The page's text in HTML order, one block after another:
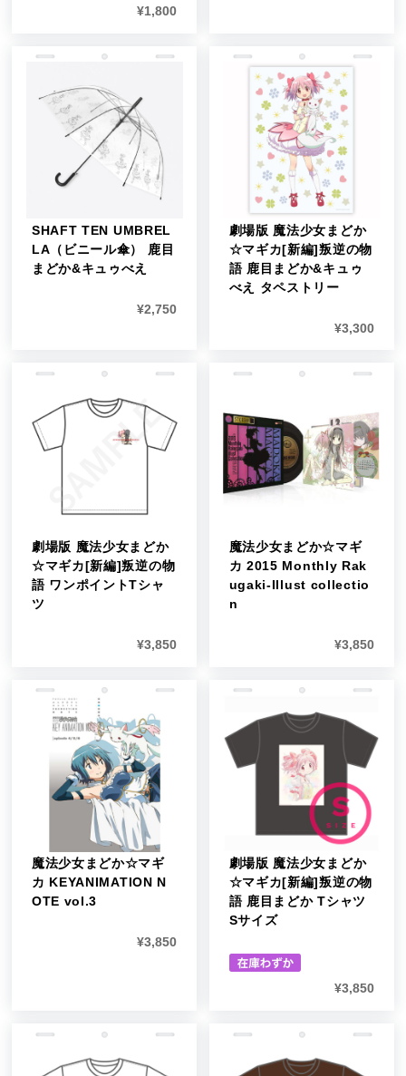
¥1,800
SHAFT TEN UMBREL
LA（ビニール傘） 鹿目
まどか&キュゥべえ
¥2,750
劇場版 魔法少女まどか
☆マギカ[新編]叛逆の物
語 鹿目まどか&キュゥ
べえ タペストリー
¥3,300
劇場版 魔法少女まどか
☆マギカ[新編]叛逆の物
語 ワンポイントTシャ
ツ
¥3,850
魔法少女まどか☆マギ
カ 2015 Monthly Rak
ugaki-Illust collectio
n
¥3,850
魔法少女まどか☆マギ
カ KEYANIMATION N
OTE vol.3
¥3,850
劇場版 魔法少女まどか
☆マギカ[新編]叛逆の物
語 鹿目まどか Tシャツ
Sサイズ
¥3,850